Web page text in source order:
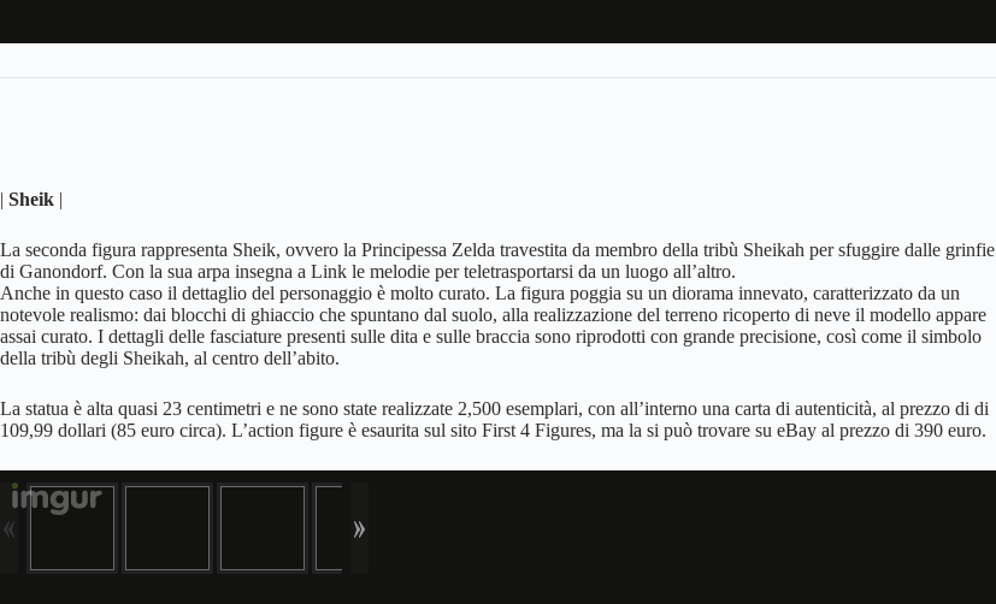
| Sheik |
La seconda figura rappresenta Sheik, ovvero la Principessa Zelda travestita da membro della tribù Sheikah per sfuggire dalle grinfie
di Ganondorf. Con la sua arpa insegna a Link le melodie per teletrasportarsi da un luogo all’altro.
Anche in questo caso il dettaglio del personaggio è molto curato. La figura poggia su un diorama innevato, caratterizzato da un
notevole realismo: dai blocchi di ghiaccio che spuntano dal suolo, alla realizzazione del terreno ricoperto di neve il modello appare
assai curato. I dettagli delle fasciature presenti sulle dita e sulle braccia sono riprodotti con grande precisione, così come il simbolo
della tribù degli Sheikah, al centro dell’abito.
La statua è alta quasi 23 centimetri e ne sono state realizzate 2,500 esemplari, con all’interno una carta di autenticità, al prezzo di di
109,99 dollari (85 euro circa). L’action figure è esaurita sul sito First 4 Figures, ma la si può trovare su eBay al prezzo di 390 euro.